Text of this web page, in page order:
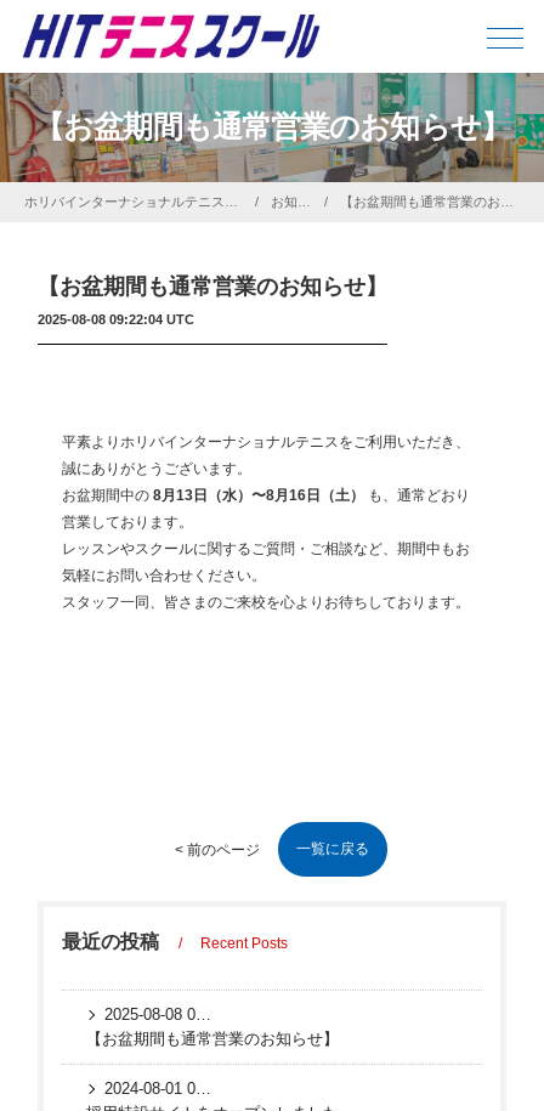
【お盆期間も通常営業のお知らせ】
ホリバインターナショナルテニス株式会社 お知らせ 【お盆期間も通常営業のお知らせ】
【お盆期間も通常営業のお知らせ】
2025-08-08 09:22:04 UTC
平素よりホリバインターナショナルテニスをご利用いただき、
誠にありがとうございます。
お盆期間中の 8月13日（水）〜8月16日（土）
も、通常どおり
営業しております。
レッスンやスクールに関するご質問・ご相談など、期間中もお
気軽にお問い合わせください。
スタッフ一同、皆さまのご来校を心よりお待ちしております。
< 前のページ 一覧に戻る
最近の投稿 Recent Posts
2025-08-08 09:22:04 UTC
【お盆期間も通常営業のお知らせ】
2024-08-01 08:32:00 UTC